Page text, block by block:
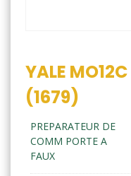
YALE MO12C
(1679)
PREPARATEUR DE
COMM PORTE A
FAUX